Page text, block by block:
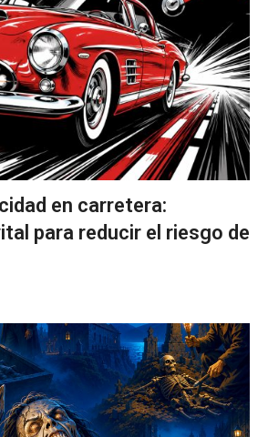
en carretera:
para reducir el riesgo de